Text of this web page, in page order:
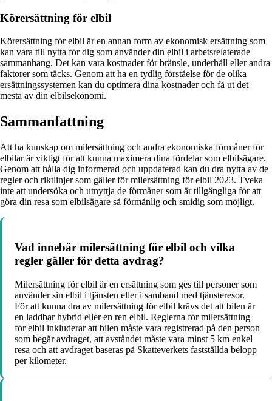
Körersättning för elbil
Körersättning för elbil är en annan form av ekonomisk ersättning som
kan vara till nytta för dig som använder din elbil i arbetsrelaterade
sammanhang. Det kan vara kostnader för bränsle, underhåll eller andra
faktorer som täcks. Genom att ha en tydlig förståelse för de olika
ersättningssystemen kan du optimera dina kostnader och få ut det
mesta av din elbilsekonomi.
Sammanfattning
Att ha kunskap om milersättning och andra ekonomiska förmåner för
elbilar är viktigt för att kunna maximera dina fördelar som elbilsägare.
Genom att hålla dig informerad och uppdaterad kan du dra nytta av de
regler och riktlinjer som gäller för milersättning för elbil 2023. Tveka
inte att undersöka och utnyttja de förmåner som är tillgängliga för att
göra din resa som elbilsägare så förmånlig och smidig som möjligt.
Vad innebär milersättning för elbil och vilka
regler gäller för detta avdrag?
Milersättning för elbil är en ersättning som ges till personer som
använder sin elbil i tjänsten eller i samband med tjänsteresor.
För att kunna dra av milersättning för elbil krävs det att bilen är
en laddbar hybrid eller en ren elbil. Reglerna för milersättning
för elbil inkluderar att bilen måste vara registrerad på den person
som begär avdraget, att avståndet måste vara minst 5 km enkel
resa och att avdraget baseras på Skatteverkets fastställda belopp
per kilometer.